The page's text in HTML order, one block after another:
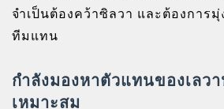
จำเป็นต้องคว้าซิลวา และต้องการ
ทีมแทน
กำลังมองหาตัวแทนของเลว
เหมาะสม